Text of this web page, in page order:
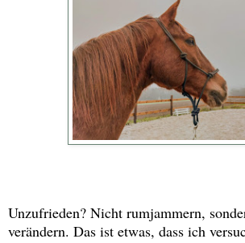
Unzufrieden? Nicht rumjammern,
verändern. Das ist etwas, dass ich